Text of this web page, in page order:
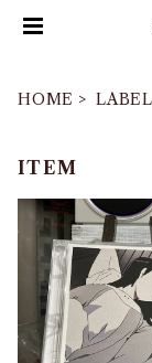
HOME LABEL
ITEM